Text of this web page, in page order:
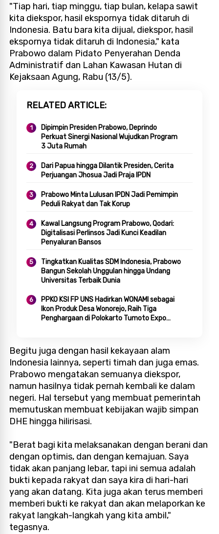
"Tiap hari, tiap minggu, tiap bulan, kelapa sawit
kita diekspor, hasil ekspornya tidak ditaruh di
Indonesia. Batu bara kita dijual, diekspor, hasil
ekspornya tidak ditaruh di Indonesia," kata
Prabowo dalam Pidato Penyerahan Denda
Administratif dan Lahan Kawasan Hutan di
Kejaksaan Agung, Rabu (13/5).
RELATED ARTICLE
Dipimpin Presiden Prabowo, Deprindo
Perkuat Sinergi Nasional Wujudkan Program
3 Juta Rumah
Dari Papua hingga Dilantik Presiden, Cerita
Perjuangan Jhosua Jadi Praja IPDN
Prabowo Minta Lulusan IPDN Jadi Pemimpin
Peduli Rakyat dan Tak Korup
Kawal Langsung Program Prabowo, Qodari:
Digitalisasi Perlinsos Jadi Kunci Keadilan
Penyaluran Bansos
Tingkatkan Kualitas SDM Indonesia, Prabowo
Bangun Sekolah Unggulan hingga Undang
Universitas Terbaik Dunia
PPKO KSI FP UNS Hadirkan WONAMI sebagai
Ikon Produk Desa Wonorejo, Raih Tiga
Penghargaan di Polokarto Tumoto Expo
Begitu juga dengan hasil kekayaan alam
Indonesia lainnya, seperti timah dan juga emas.
Prabowo mengatakan semuanya diekspor,
namun hasilnya tidak pernah kembali ke dalam
negeri. Hal tersebut yang membuat pemerintah
memutuskan membuat kebijakan wajib simpan
DHE hingga hilirisasi.
"Berat bagi kita melaksanakan dengan berani dan
dengan optimis, dan dengan kemajuan. Saya
tidak akan panjang lebar, tapi ini semua adalah
bukti kepada rakyat dan saya kira di hari-hari
yang akan datang. Kita juga akan terus memberi
memberi bukti ke rakyat dan akan melaporkan ke
rakyat langkah-langkah yang kita ambil,"
tegasnya.